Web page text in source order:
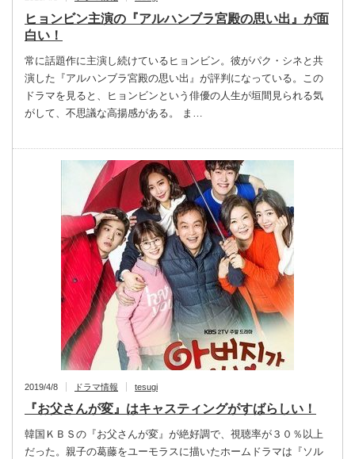
ヒョンビン主演の『アルハンブラ宮殿の思い出』が面
白い！
常に話題作に主演し続けているヒョンビン。彼がパク・シネと共
演した『アルハンブラ宮殿の思い出』が評判になっている。この
ドラマを見ると、ヒョンビンという俳優の人生が垣間見られる気
がして、不思議な高揚感がある。 ま…
2019/4/8 ドラマ情報 tesugi
『お父さんが変』はキャスティングがすばらしい！
韓国ＫＢＳの『お父さんが変』が絶好調で、視聴率が３０％以上
だった。親子の葛藤をユーモラスに描いたホームドラマは『ソル